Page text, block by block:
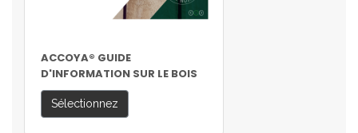
ACCOYA® GUIDE
D'INFORMATION SUR LE BOIS
Sélectionnez